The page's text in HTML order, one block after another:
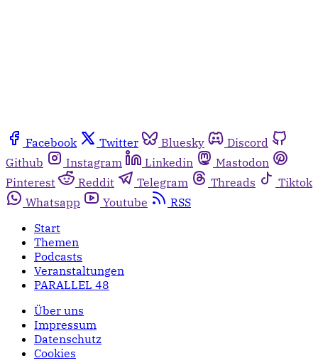
Facebook Twitter Bluesky
Discord
Github
Instagram Linkedin
Mastodon
Pinterest
Reddit Telegram Threads
Tiktok
Whatsapp
Youtube
RSS
Start
Themen
Podcasts
Veranstaltungen
PARALLEL 48
Über uns
Impressum
Datenschutz
Cookies